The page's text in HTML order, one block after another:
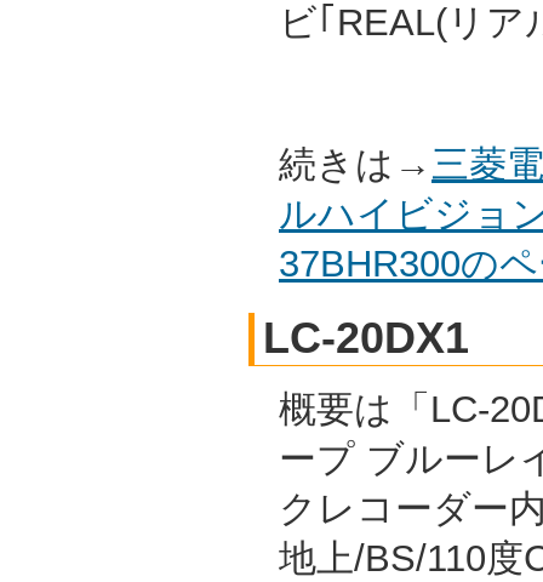
ビ｢REAL(リア
続きは→ 三菱
ルハイビジョ
37BHR300の
LC-20DX1
概要は「LC-
ープ ブルーレ
クレコーダー
地上/BS/110度